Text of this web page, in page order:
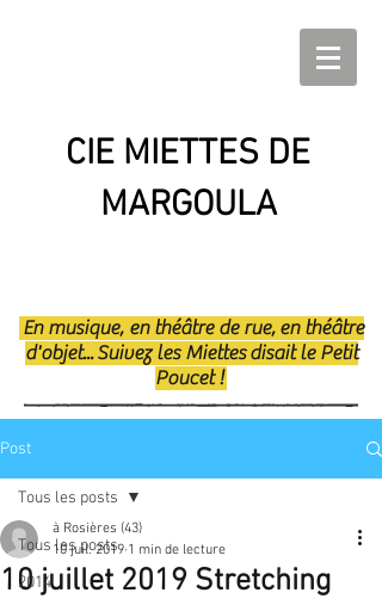
CIE MIETTES DE
MARGOULA
En musique, en théâtre de rue, en théâtre
d'objet... Suivez les Miettes disait le Petit
Poucet !
Post
Tous les posts
2014
Tous les posts
10 juillet 2019 Stretching
à Rosières (43)
10 juil. 2019 1 min de lecture